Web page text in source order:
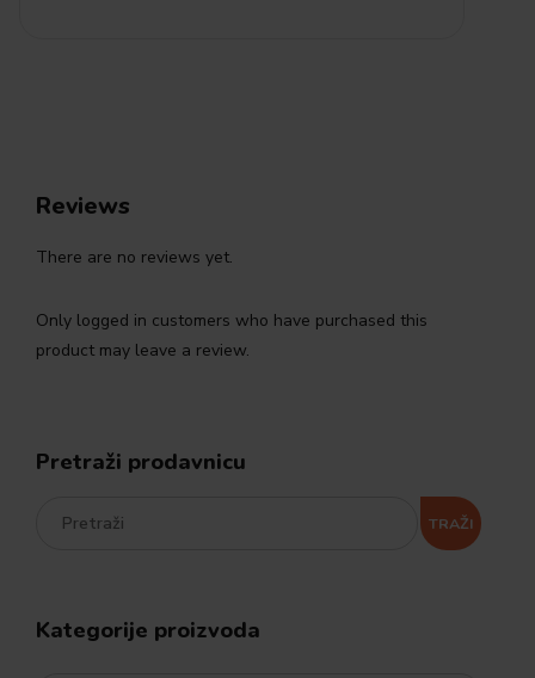
Reviews
There are no reviews yet.
Only logged in customers who have purchased this
product may leave a review.
Pretraži prodavnicu
TRAŽI
Kategorije proizvoda